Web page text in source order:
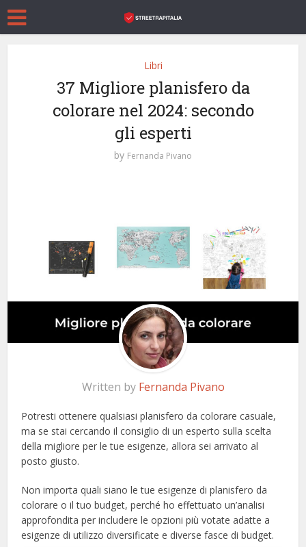
Libri
37 Migliore planisfero da
colorare nel 2024: secondo
gli esperti
by Fernanda Pivano
Written by Fernanda Pivano
Potresti ottenere qualsiasi planisfero da colorare casuale,
ma se stai cercando il consiglio di un esperto sulla scelta
della migliore per le tue esigenze, allora sei arrivato al
posto giusto.
Non importa quali siano le tue esigenze di planisfero da
colorare o il tuo budget, perché ho effettuato un’analisi
approfondita per includere le opzioni più votate adatte a
esigenze di utilizzo diversificate e diverse fasce di budget.